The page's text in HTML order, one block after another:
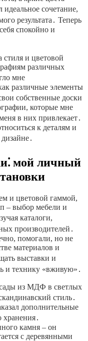
идеальное сочетание,
результата․ Теперь
спокойно и
и цветовой
различных
мне
различные элементы
собственные доски
которые мне
в них привлекает․
к деталям и
мой личный
и цветовой гаммой,
– выбор мебели и
каталоги,
производителей․
помогали, но не
материалов и
выставки и
и технику «вживую»․
из МДФ в светлых
стиль․
дополнительные
камня – он
с деревянными